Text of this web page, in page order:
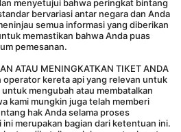
menyetujui bahwa peringkat bintang
bervariasi antar negara dan Anda
semua informasi yang diberikan
memastikan bahwa Anda puas
pemesanan.
ATAU MENINGKATKAN TIKET ANDA
mengubah atau membatalkan
kami mungkin juga telah memberi
hak Anda selama proses
merupakan bagian dari ketentuan ini.